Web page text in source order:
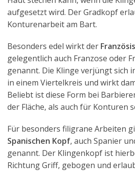
aufgesetzt wird. Der Gradkopf
Konturenarbeit am Bart.
Besonders edel wirkt der
gelegentlich auch Franzose oder
genannt. Die Klinge verjüngt sich
in einem Viertelkreis und wirkt
Beliebt ist diese Form bei
der Fläche, als auch für Konturen
Für besonders filigrane Arbeiten
Spanischen Kopf, auch Spanier
genannt. Der Klingenkopf ist
Richtung Griff, gebogen und